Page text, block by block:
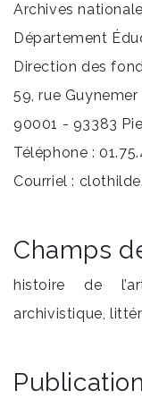
Archives
Département
Direction des
59, rue Guynemer
90001 - 93383
Téléphone :
Courriel :
Champs
histoire de
archivistique,